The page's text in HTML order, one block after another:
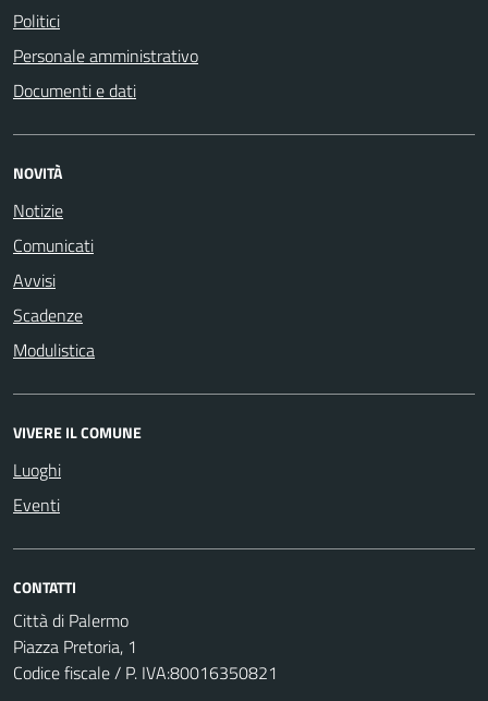
Politici
Personale amministrativo
Documenti e dati
NOVITÀ
Notizie
Comunicati
Avvisi
Scadenze
Modulistica
VIVERE IL COMUNE
Luoghi
Eventi
CONTATTI
Città di Palermo
Piazza Pretoria, 1
Codice fiscale / P. IVA:80016350821